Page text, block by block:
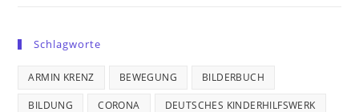
Schlagworte
ARMIN KRENZ BEWEGUNG BILDERBUCH
BILDUNG CORONA DEUTSCHES KINDERHILFSWERK